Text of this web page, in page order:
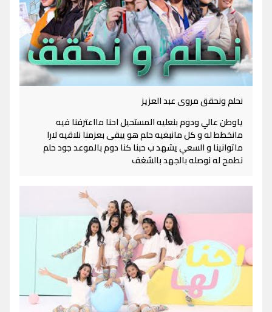
نحلم ونحقق مروى عبد العزيز
ياوطن عالي ودوم بنعليه المستحيل احنا مااعترفنا فيه
مانخطط له و كل مانبغيه حلم هو يبقى بعزمنا نلاقيه لارا
ماتوانينا و السعي يشهد ب حبنا كنا دوم بالموعد جود حلم
نطمح له نوصله بالجهد بالشغف